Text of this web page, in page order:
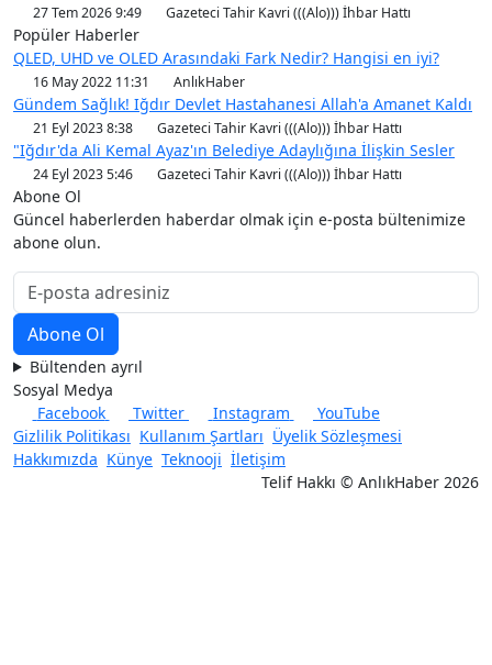
27 Tem 2026 9:49 Gazeteci Tahir Kavri (((Alo))) İhbar Hattı
Popüler Haberler
QLED, UHD ve OLED Arasındaki Fark Nedir? Hangisi en iyi?
16 May 2022 11:31 AnlıkHaber
Gündem Sağlık! Iğdır Devlet Hastahanesi Allah'a Amanet Kaldı
21 Eyl 2023 8:38 Gazeteci Tahir Kavri (((Alo))) İhbar Hattı
"Iğdır'da Ali Kemal Ayaz'ın Belediye Adaylığına İlişkin Sesler
24 Eyl 2023 5:46 Gazeteci Tahir Kavri (((Alo))) İhbar Hattı
Abone Ol
Güncel haberlerden haberdar olmak için e-posta bültenimize
abone olun.
Bültenden ayrıl
Sosyal Medya
Facebook
Twitter Instagram
YouTube
Gizlilik Politikası Kullanım Şartları Üyelik Sözleşmesi
Hakkımızda Künye Teknooji İletişim
Telif Hakkı © AnlıkHaber 2026